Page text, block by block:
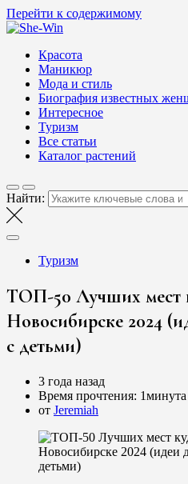
Перейти к содержимому
Блог о женской красоте и
Красота
Маникюр
Мода и стиль
Биография известных
Интересное
Туризм
Все статьи
Каталог растений
Найти:
Туризм
ТОП-50 Лучших мест
Новосибирске 2024
с детьми)
3 года назад
Время прочтения: 1минута
от Jeremiah